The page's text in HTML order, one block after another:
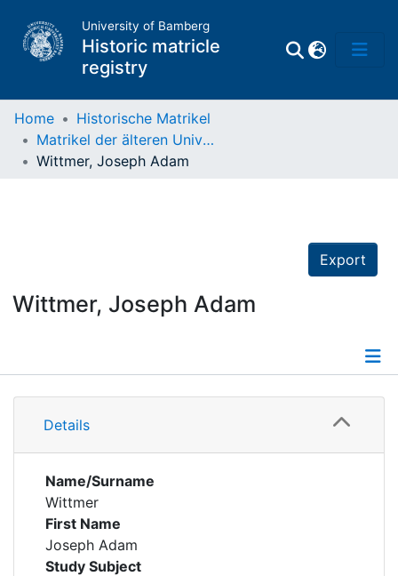
University of Bamberg
Historic matricle
registry
Matrikel
Home
Historische Matrikel
Matrikel der älteren Universität
Wittmer, Joseph Adam
Export
Wittmer, Joseph Adam
Details
Details
Name/Surname
Wittmer
First Name
Joseph Adam
Study Subject